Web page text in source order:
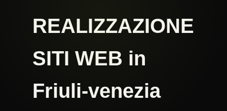
REALIZZAZIONE
SITI WEB in
Friuli-venezia